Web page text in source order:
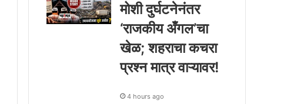
मोशी दुर्घटनेनंतर
‘राजकीय अँगल’चा
खेळ; शहराचा कचरा
प्रश्न मात्र वाऱ्यावर!
4 hours ago